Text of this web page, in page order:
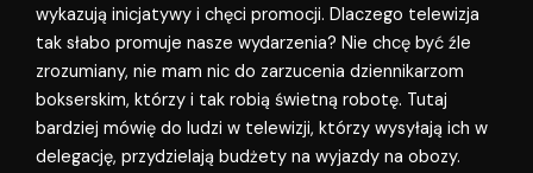
wykazują inicjatywy i chęci promocji. Dlaczego telewizja
tak słabo promuje nasze wydarzenia? Nie chcę być źle
zrozumiany, nie mam nic do zarzucenia dziennikarzom
bokserskim, którzy i tak robią świetną robotę. Tutaj
bardziej mówię do ludzi w telewizji, którzy wysyłają ich w
delegację, przydzielają budżety na wyjazdy na obozy.